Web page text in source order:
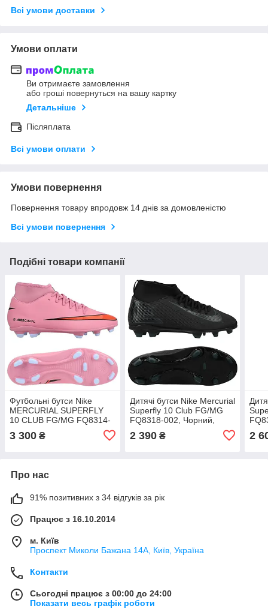
Всі умови доставки
Умови оплати
Ви отримаєте замовлення
або гроші повернуться на вашу картку
Детальніше
Післяплата
Всі умови оплати
Умови повернення
Повернення товару впродовж 14 днів за домовленістю
Всі умови повернення
Подібні товари компанії
Футбольні бутси Nike
MERCURIAL SUPERFLY
10 CLUB FG/MG FQ8314-
600, Рожевий, Розмір (EU)
— 43
3 300 ₴
Дитячі бутси Nike Mercurial
Superfly 10 Club FG/MG
FQ8318-002, Чорний,
2 390₴ 2
Про нас
91% позитивних з 34 відгуків за рік
Працює з 16.10.2014
м. Київ
Проспект Миколи Бажана 14А, Київ, Україна
Контакти
Сьогодні працює з 00:00 до 24:00
Показати весь графік роботи